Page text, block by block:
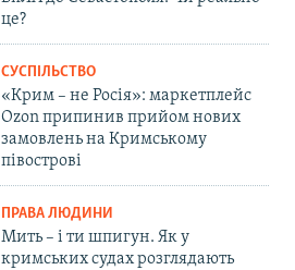
це?
СУСПІЛЬСТВО
«Крим – не Росія»: маркетплейс
Ozon припинив прийом нових
замовлень на Кримському
півострові
ПРАВА ЛЮДИНИ
Мить – і ти шпигун. Як у
кримських судах розглядають